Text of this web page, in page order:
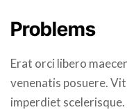
Problems
Erat orci libero
venenatis posuere.
imperdiet